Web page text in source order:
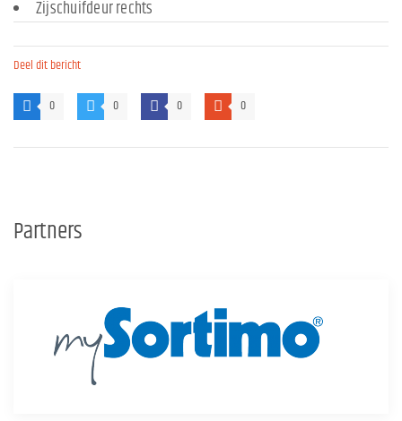
Zijschuifdeur rechts
Deel dit bericht
0 0 0 0
Partners